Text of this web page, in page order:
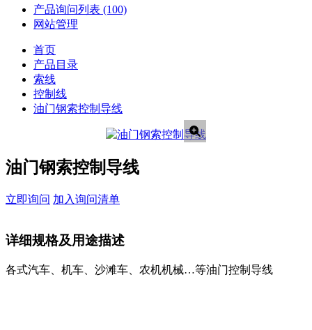
产品询问列表 (100)
网站管理
首页
产品目录
索线
控制线
油门钢索控制导线
油门钢索控制导线
立即询问 加入询问清单
详细规格及用途描述
各式汽车、机车、沙滩车、农机机械…等油门控制导线